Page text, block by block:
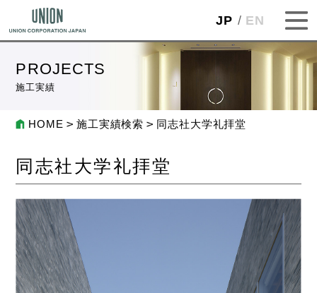
JP EN
PROJECTS
施工実績
HOME 施工実績検索 同志社大学礼拝堂
同志社大学礼拝堂